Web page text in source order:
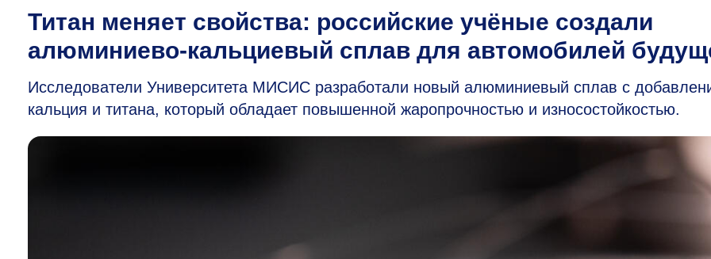
Титан меняет свойства: российские учёные создали
алюминиево-кальциевый сплав для автомобилей
Исследователи Университета МИСИС разработали новый алюминиевый сплав с
кальция и титана, который обладает повышенной жаропрочностью и износостойкостью.